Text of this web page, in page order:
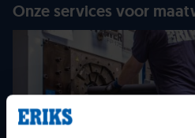
Onze services voor